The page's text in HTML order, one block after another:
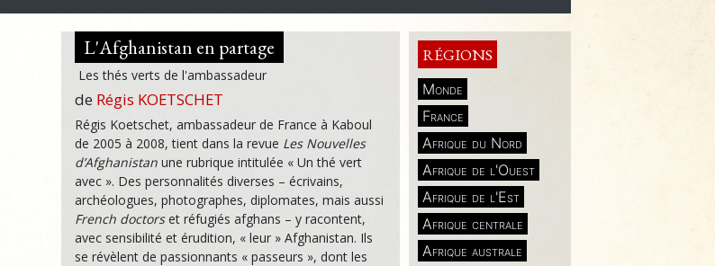
RÉGIONS
Monde
France
Afrique du Nord
Afrique de l'Ouest
Afrique de l'Est
Afrique centrale
Afrique australe
L'Afghanistan en partage
Les thés verts de l'ambassadeur
de Régis KOETSCHET
Régis Koetschet, ambassadeur de France à Kaboul
de 2005 à 2008, tient dans la revue Les Nouvelles
d’Afghanistan une rubrique intitulée « Un thé vert
avec ». Des personnalités diverses – écrivains,
archéologues, photographes, diplomates, mais aussi
French doctorset réfugiés afghans – y racontent,
avec sensibilité et érudition, « leur » Afghanistan. Ils
se révèlent de passionnants « passeurs », dont les